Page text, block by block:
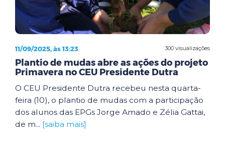
300 visualizações
11/09/2025, às 13:23
Plantio de mudas abre as ações do projeto
Primavera no CEU Presidente Dutra
O CEU Presidente Dutra recebeu nesta quarta-
feira (10), o plantio de mudas com a participação
dos alunos das EPGs Jorge Amado e Zélia Gattai,
de m... [saiba mais]